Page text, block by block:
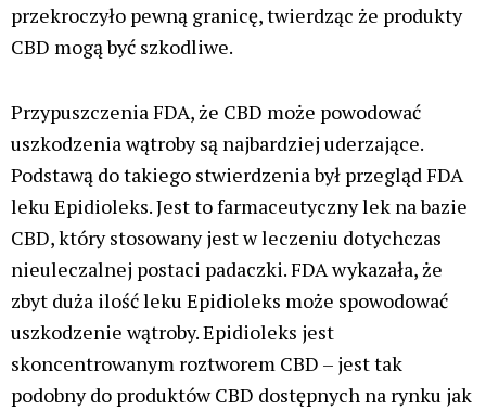
przekroczyło pewną granicę, twierdząc że produkty
CBD mogą być szkodliwe.
Przypuszczenia FDA, że CBD może powodować
uszkodzenia wątroby są najbardziej uderzające.
Podstawą do takiego stwierdzenia był przegląd FDA
leku Epidioleks. Jest to farmaceutyczny lek na bazie
CBD, który stosowany jest w leczeniu dotychczas
nieuleczalnej postaci padaczki. FDA wykazała, że
zbyt duża ilość leku Epidioleks może spowodować
uszkodzenie wątroby. Epidioleks jest
skoncentrowanym roztworem CBD – jest tak
podobny do produktów CBD dostępnych na rynku jak